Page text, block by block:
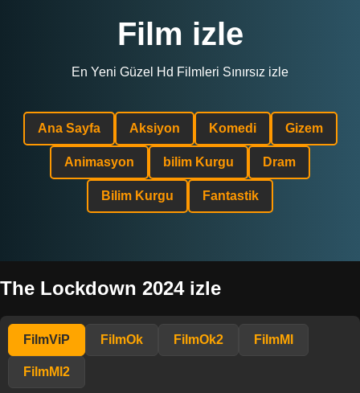
Film izle
En Yeni Güzel Hd Filmleri Sınırsız izle
Ana Sayfa Aksiyon Komedi Gizem
Animasyon bilim Kurgu Dram
Bilim Kurgu Fantastik
The Lockdown 2024 izle
FilmViP FilmOk FilmOk2 FilmMl
FilmMl2